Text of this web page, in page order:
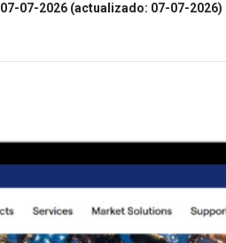
07-07-2026 (actualizado: 07-07-2026)